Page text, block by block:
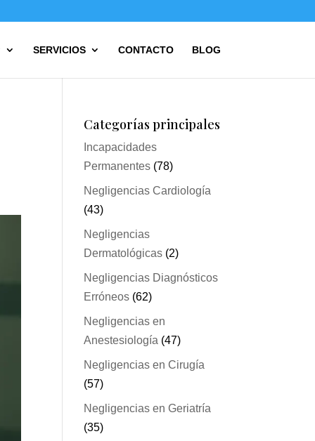
SERVICIOS CONTACTO BLOG
Categorías principales
Incapacidades
Permanentes (78)
Negligencias Cardiología
(43)
Negligencias
Dermatológicas (2)
Negligencias Diagnósticos
Erróneos (62)
Negligencias en
Anestesiología (47)
Negligencias en Cirugía
(57)
Negligencias en Geriatría
(35)